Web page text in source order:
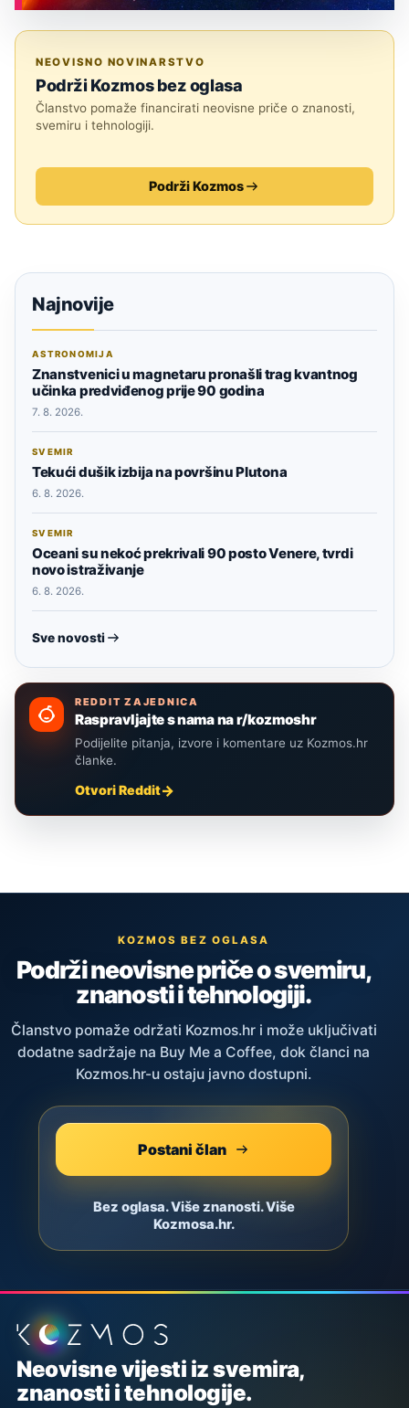
NEOVISNO NOVINARSTVO
Podrži Kozmos bez oglasa
Članstvo pomaže financirati neovisne priče o znanosti,
svemiru i tehnologiji.
Podrži Kozmos
Najnovije
ASTRONOMIJA
Znanstvenici u magnetaru pronašli trag kvantnog
učinka predviđenog prije 90 godina
7. 8. 2026.
SVEMIR
Tekući dušik izbija na površinu Plutona
6. 8. 2026.
SVEMIR
Oceani su nekoć prekrivali 90 posto Venere, tvrdi
novo istraživanje
6. 8. 2026.
Sve novosti
REDDIT ZAJEDNICA
Raspravljajte s nama na r/kozmoshr
Podijelite pitanja, izvore i komentare uz Kozmos.hr
članke.
Otvori Reddit
KOZMOS BEZ OGLASA
Podrži neovisne priče o svemiru,
znanosti i tehnologiji.
Članstvo pomaže održati Kozmos.hr i može uključivati
dodatne sadržaje na Buy Me a Coffee, dok članci na
Kozmos.hr-u ostaju javno dostupni.
Postani član
Bez oglasa. Više znanosti. Više
Kozmosa.hr.
Podnožje stranice
Neovisne vijesti iz svemira,
znanosti i tehnologije.